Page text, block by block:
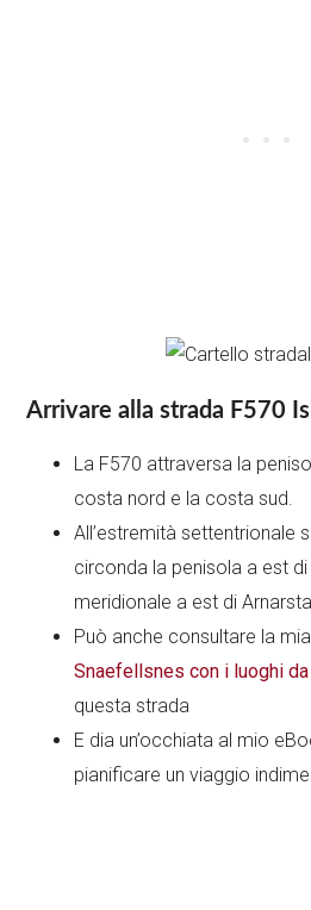
Arrivare alla strada F570
La F570 attraversa la
costa nord e la costa sud.
All’estremità settentrionale
circonda la penisola a est
meridionale a est di
Può anche consultare la
Snaefellsnes con i luoghi
questa strada
E dia un’occhiata al mio
pianificare un viaggio